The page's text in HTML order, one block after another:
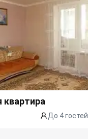
квартира
До 4 гостей